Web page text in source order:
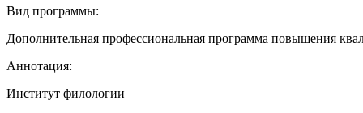
Вид программы:
Дополнительная профессиональная программа повышения
Аннотация:
Институт филологии